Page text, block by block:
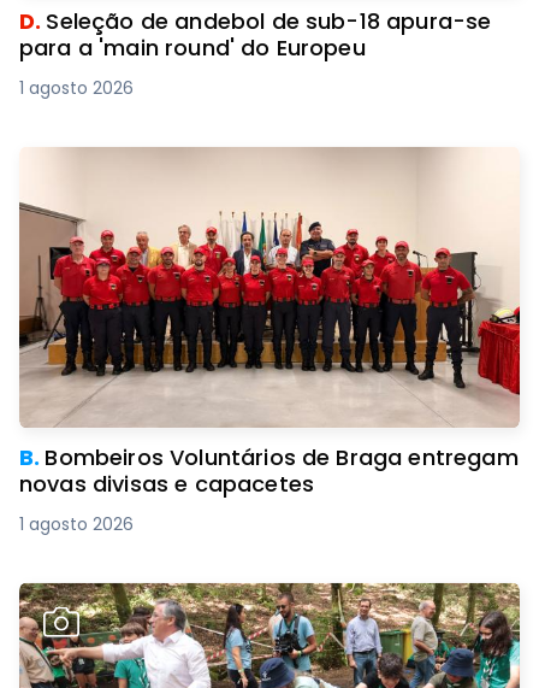
D. Seleção de andebol de sub-18 apura-se
para a 'main round' do Europeu
1 agosto 2026
B. Bombeiros Voluntários de Braga entregam
novas divisas e capacetes
1 agosto 2026